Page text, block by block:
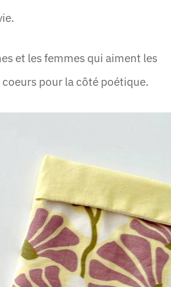
et les femmes qui aiment les
pour la côté poétique.